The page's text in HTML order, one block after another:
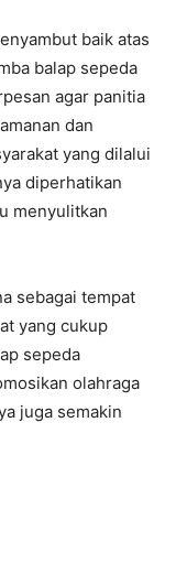
baik atas
balap sepeda
agar panitia
dan
yang dilalui
diperhatikan
menyulitkan
sebagai tempat
yang cukup
sepeda
olahraga
juga semakin